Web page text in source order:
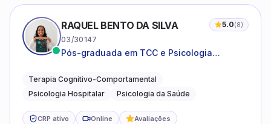
RAQUEL BENTO DA SILVA 5.0(8)
03/30147
Pós-graduada em TCC e Psicologia
Terapia Cognitivo-Comportamental
Psicologia Hospitalar
Psicologia da Saúde
CRP ativo Online Avaliações